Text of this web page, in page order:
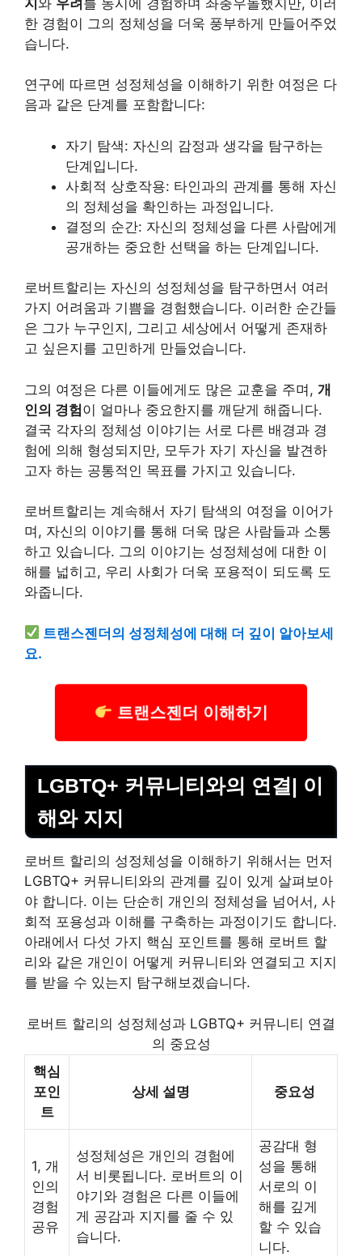
한 경험이 그의 정체성을 더욱 풍부하게 만들어주었
습니다.
연구에 따르면 성정체성을 이해하기 위한 여정은 다
음과 같은 단계를 포함합니다:
자기 탐색: 자신의 감정과 생각을 탐구하는
단계입니다.
사회적 상호작용: 타인과의 관계를 통해 자신
의 정체성을 확인하는 과정입니다.
결정의 순간: 자신의 정체성을 다른 사람에게
공개하는 중요한 선택을 하는 단계입니다.
로버트할리는 자신의 성정체성을 탐구하면서 여러
가지 어려움과 기쁨을 경험했습니다. 이러한 순간들
은 그가 누구인지, 그리고 세상에서 어떻게 존재하
고 싶은지를 고민하게 만들었습니다.
그의 여정은 다른 이들에게도 많은 교훈을 주며, 개
인의 경험이 얼마나 중요한지를 깨닫게 해줍니다.
결국 각자의 정체성 이야기는 서로 다른 배경과 경
험에 의해 형성되지만, 모두가 자기 자신을 발견하
고자 하는 공통적인 목표를 가지고 있습니다.
로버트할리는 계속해서 자기 탐색의 여정을 이어가
며, 자신의 이야기를 통해 더욱 많은 사람들과 소통
하고 있습니다. 그의 이야기는 성정체성에 대한 이
해를 넓히고, 우리 사회가 더욱 포용적이 되도록 도
와줍니다.
트랜스젠더의 성정체성에 대해 더 깊이 알아보세
요.
트랜스젠더 이해하기
LGBTQ+ 커뮤니티와의 연결| 이
해와 지지
로버트 할리의 성정체성을 이해하기 위해서는 먼저
LGBTQ+ 커뮤니티와의 관계를 깊이 있게 살펴보아
야 합니다. 이는 단순히 개인의 정체성을 넘어서, 사
회적 포용성과 이해를 구축하는 과정이기도 합니다.
아래에서 다섯 가지 핵심 포인트를 통해 로버트 할
리와 같은 개인이 어떻게 커뮤니티와 연결되고 지지
를 받을 수 있는지 탐구해보겠습니다.
로버트 할리의 성정체성과 LGBTQ+ 커뮤니티 연결
의 중요성
핵심
포인
트
상세 설명 중요성
1, 개
인의
경험
공유
성정체성은 개인의 경험에
서 비롯됩니다. 로버트의 이
야기와 경험은 다른 이들에
게 공감과 지지를 줄 수 있
습니다.
공감대 형
성을 통해
서로의 이
해를 깊게
할 수 있습
니다.